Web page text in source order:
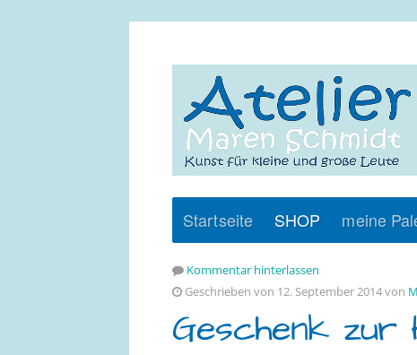
Startseite SHOP meine
Kommentar hinterlassen
Geschrieben von 12. September 2014 von
Geschenk zur